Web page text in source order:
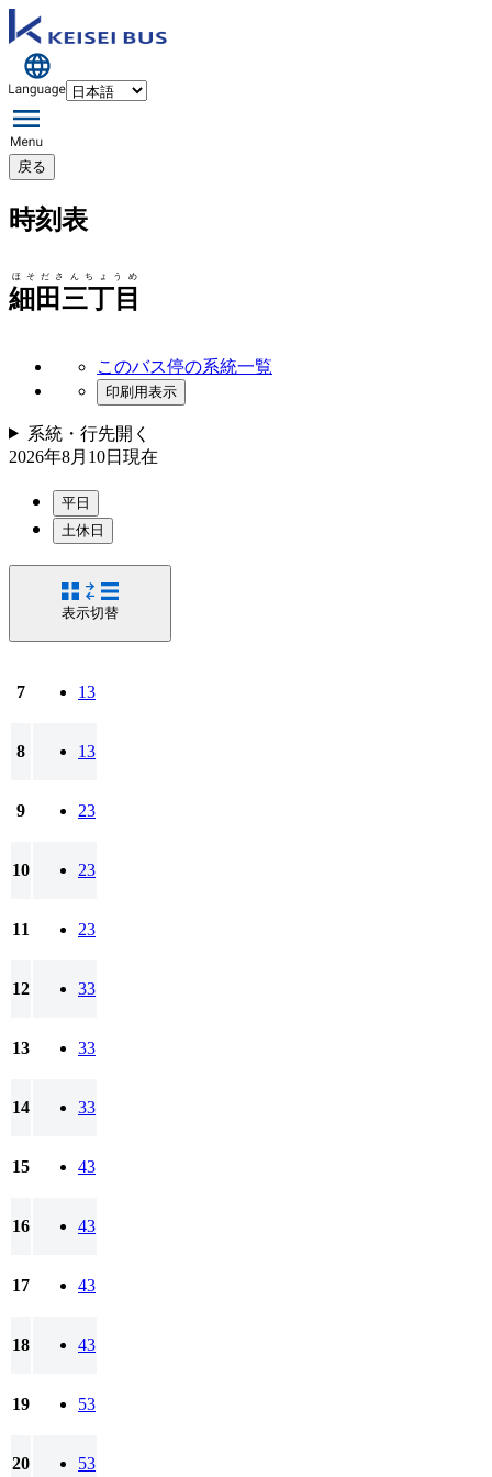
戻る
時刻表
細田三丁目
ほそださんちょうめ
このバス停の系統一覧
印刷用表示
系統・行先開く
2026年8月10日 現在
平日
土休日
表示切替
7 13
8 13
9 23
10 23
11 23
12 33
13 33
14 33
15 43
16 43
17 43
18 43
19 53
20 53